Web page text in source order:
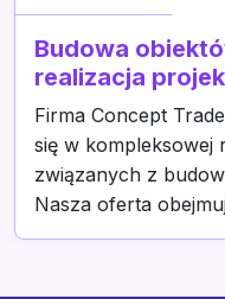
Budowa
realizacja
Firma Concept
się w kompleksowej
związanych z
Nasza oferta